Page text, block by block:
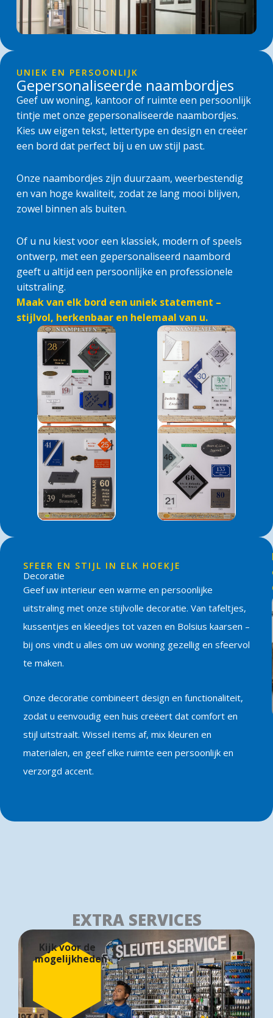
UNIEK EN PERSOONLIJK
Gepersonaliseerde naambordjes
Geef uw woning, kantoor of ruimte een persoonlijk
tintje met onze gepersonaliseerde naambordjes.
Kies uw eigen tekst, lettertype en design en creëer
een bord dat perfect bij u en uw stijl past.
Onze naambordjes zijn duurzaam, weerbestendig
en van hoge kwaliteit, zodat ze lang mooi blijven,
zowel binnen als buiten.
Of u nu kiest voor een klassiek, modern of speels
ontwerp, met een gepersonaliseerd naambord
geeft u altijd een persoonlijke en professionele
uitstraling.
Maak van elk bord een uniek statement –
stijlvol, herkenbaar en helemaal van u.
SFEER EN STIJL IN ELK HOEKJE
Decoratie
Geef uw interieur een warme en persoonlijke
uitstraling met onze stijlvolle decoratie. Van tafeltjes,
kussentjes en kleedjes tot vazen en Bolsius kaarsen –
bij ons vindt u alles om uw woning gezellig en sfeervol
te maken.
Onze decoratie combineert design en functionaliteit,
zodat u eenvoudig een huis creëert dat comfort en
stijl uitstraalt. Wissel items af, mix kleuren en
materialen, en geef elke ruimte een persoonlijk en
verzorgd accent.
EXTRA SERVICES
Kijk voor de
mogelijkheden